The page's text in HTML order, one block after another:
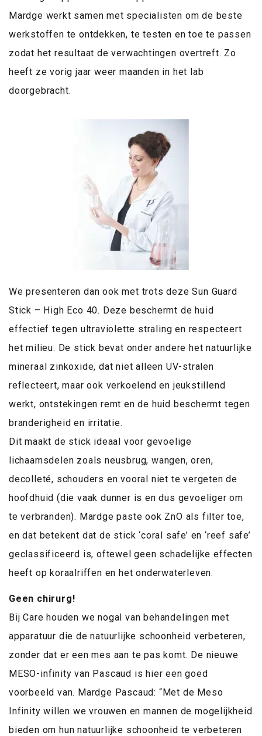
Mardge werkt samen met specialisten om de beste
werkstoffen te ontdekken, te testen en toe te passen
zodat het resultaat de verwachtingen overtreft. Zo
heeft ze vorig jaar weer maanden in het lab
doorgebracht.
We presenteren dan ook met trots deze Sun Guard
Stick – High Eco 40. Deze beschermt de huid
effectief tegen ultraviolette straling en respecteert
het milieu. De stick bevat onder andere het natuurlijke
mineraal zinkoxide, dat niet alleen UV-stralen
reflecteert, maar ook verkoelend en jeukstillend
werkt, ontstekingen remt en de huid beschermt tegen
branderigheid en irritatie.
Dit maakt de stick ideaal voor gevoelige
lichaamsdelen zoals neusbrug, wangen, oren,
decolleté, schouders en vooral niet te vergeten de
hoofdhuid (die vaak dunner is en dus gevoeliger om
te verbranden). Mardge paste ook ZnO als filter toe,
en dat betekent dat de stick ‘coral safe’ en ‘reef safe’
geclassificeerd is, oftewel geen schadelijke effecten
heeft op koraalriffen en het onderwaterleven.
Geen chirurg!
Bij Care houden we nogal van behandelingen met
apparatuur die de natuurlijke schoonheid verbeteren,
zonder dat er een mes aan te pas komt. De nieuwe
MESO-infinity van Pascaud is hier een goed
voorbeeld van. Mardge Pascaud: “Met de Meso
Infinity willen we vrouwen en mannen de mogelijkheid
bieden om hun natuurlijke schoonheid te verbeteren